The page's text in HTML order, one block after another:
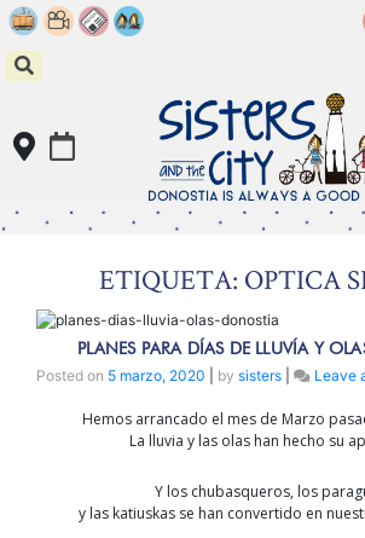
Skip
to
content
ETIQUETA: OPTICA
PLANES PARA DÍAS DE LLUVÍA Y
Posted on 5 marzo, 2020 by sisters Leave
Hemos arrancado el mes de Marzo
La lluvia y las olas han hecho su
Y los chubasqueros, los
y las katiuskas se han convertido en